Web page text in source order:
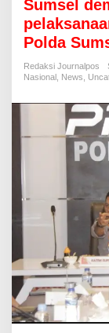
Sumsel
Polda
Redaksi Journalpos
Nasional News